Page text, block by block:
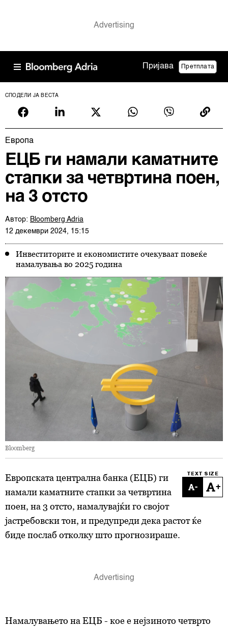
Пријава Претплата
СПОДЕЛИ ЈА ВЕСТА
Европа
ЕЦБ ги намали каматните
стапки за четвртина поен,
на 3 отсто
Автор: Bloomberg Adria
12 декември 2024, 15:15
Инвеститорите и економистите очекуваат повеќе
намалувања во 2025 година
Bloomberg
TEXT SIZE
- +
Европската централна банка (ЕЦБ) ги
намали каматните стапки за четвртина
поен, на 3 отсто, намалувајќи го својот
јастребовски тон, и предупреди дека растот ќе
биде послаб отколку што прогнозираше.
Намалувањето на ЕЦБ - кое е нејзиното четврто